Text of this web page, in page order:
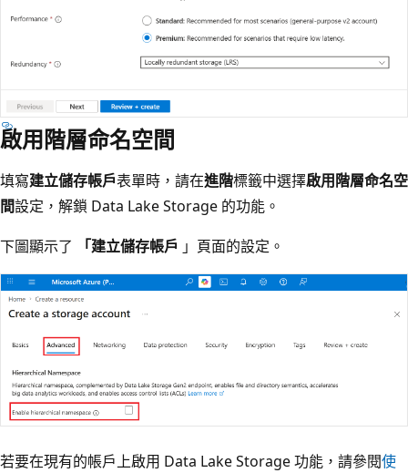
啟用階層命名空間
填寫建立儲存帳戶表單時，請在進階標籤中選擇啟用階層命名空
間設定，解鎖 Data Lake Storage 的功能。
下圖顯示了
「建立儲存帳戶 」頁面的設定。
若要在現有的帳戶上啟用 Data Lake Storage 功能，請參閱使